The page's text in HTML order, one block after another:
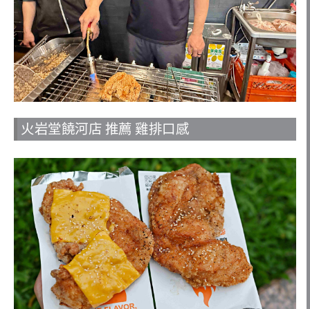
火岩堂饒河店 推薦 雞排口感